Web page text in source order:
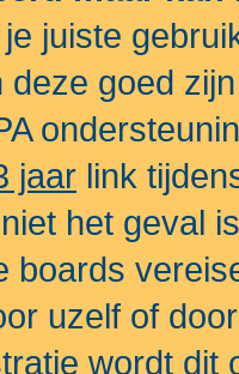
juiste
deze goed
jaar link
het geval
boards
uzelf of
wordt dit